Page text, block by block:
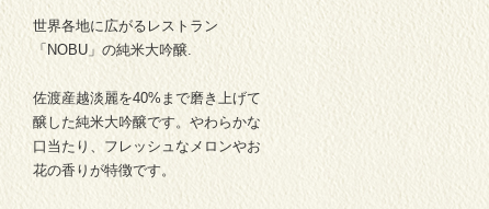
世界各地に広がるレストラン
「NOBU」の純米大吟醸.
佐渡産越淡麗を40%まで磨き上げて
醸した純米大吟醸です。やわらかな
口当たり、フレッシュなメロンやお
花の香りが特徴です。